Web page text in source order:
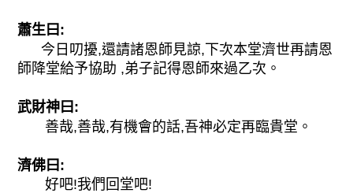
蕭生曰:
今日叨擾,還請諸恩師見諒,下次本堂濟世再請恩
師降堂給予協助 ,弟子記得恩師來過乙次。
武財神曰:
善哉,善哉,有機會的話,吾神必定再臨貴堂。
濟佛曰:
好吧!我們回堂吧!